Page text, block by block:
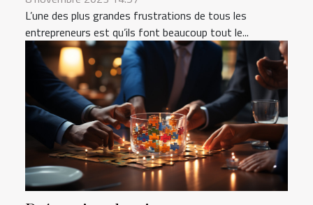
L’une des plus grandes frustrations de tous les
entrepreneurs est qu’ils font beaucoup tout le...